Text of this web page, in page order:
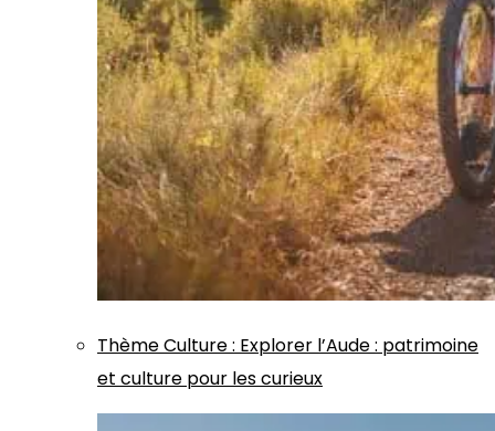
ThèmeCulture: Explorer l’Aude : patrimoine
et culture pour les curieux